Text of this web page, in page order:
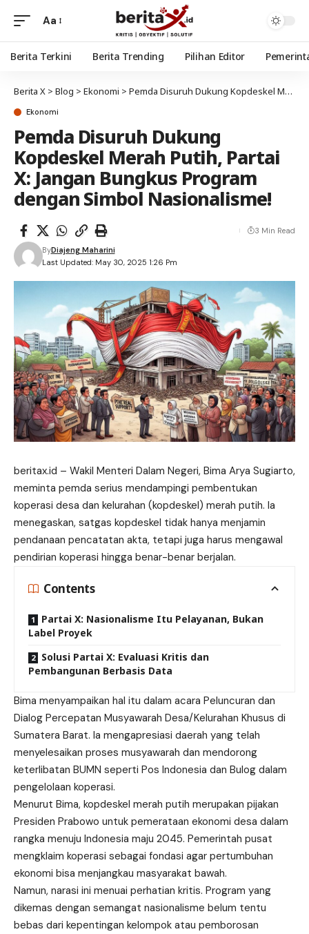
Aa
Berita Terkini Berita Trending Pilihan Editor
Berita X > Blog > Ekonomi > Pemda Disuruh Dukung Kopdeskel Merah Putih, Partai X: Jangan Bungkus Program dengan Simbol Nasionalisme!
Ekonomi
Pemda Disuruh Dukung
Kopdeskel Merah Putih, Partai
X: Jangan Bungkus Program
dengan Simbol Nasionalisme!
Last Updated: May 30, 2025 1:26 Pm
ByDiajeng Maharini
3 Min Read
beritax.id – Wakil Menteri Dalam Negeri, Bima Arya Sugiarto,
meminta pemda serius mendampingi pembentukan
koperasi desa dan kelurahan (kopdeskel) merah putih. Ia
menegaskan, satgas kopdeskel tidak hanya menjamin
pendanaan pencatatan akta, tetapi juga harus mengawal
pendirian koperasi hingga benar-benar berjalan.
Contents
Partai X: Nasionalisme Itu Pelayanan, Bukan
Label Proyek
Solusi Partai X: Evaluasi Kritis dan
Pembangunan Berbasis Data
Bima menyampaikan hal itu dalam acara Peluncuran dan
Dialog Percepatan Musyawarah Desa/Kelurahan Khusus di
Sumatera Barat. Ia mengapresiasi daerah yang telah
menyelesaikan proses musyawarah dan mendorong
keterlibatan BUMN seperti Pos Indonesia dan Bulog dalam
pengelolaan koperasi.
Menurut Bima, kopdeskel merah putih merupakan pijakan
Presiden Prabowo untuk pemerataan ekonomi desa dalam
rangka menuju Indonesia maju 2045. Pemerintah pusat
mengklaim koperasi sebagai fondasi agar pertumbuhan
ekonomi bisa menjangkau masyarakat bawah.
Namun, narasi ini menuai perhatian kritis. Program yang
dikemas dengan semangat nasionalisme belum tentu
bebas dari kepentingan kelompok atau pemborosan